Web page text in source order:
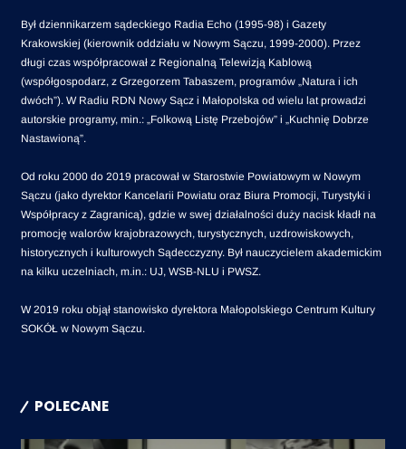
Był dziennikarzem sądeckiego Radia Echo (1995-98) i Gazety
Krakowskiej (kierownik oddziału w Nowym Sączu, 1999-2000). Przez
długi czas współpracował z Regionalną Telewizją Kablową
(współgospodarz, z Grzegorzem Tabaszem, programów „Natura i ich
dwóch”). W Radiu RDN Nowy Sącz i Małopolska od wielu lat prowadzi
autorskie programy, min.: „Folkową Listę Przebojów” i „Kuchnię Dobrze
Nastawioną”.
Od roku 2000 do 2019 pracował w Starostwie Powiatowym w Nowym
Sączu (jako dyrektor Kancelarii Powiatu oraz Biura Promocji, Turystyki i
Współpracy z Zagranicą), gdzie w swej działalności duży nacisk kładł na
promocję walorów krajobrazowych, turystycznych, uzdrowiskowych,
historycznych i kulturowych Sądecczyzny. Był nauczycielem akademickim
na kilku uczelniach, m.in.: UJ, WSB-NLU i PWSZ.
W 2019 roku objął stanowisko dyrektora Małopolskiego Centrum Kultury
SOKÓŁ w Nowym Sączu.
POLECANE